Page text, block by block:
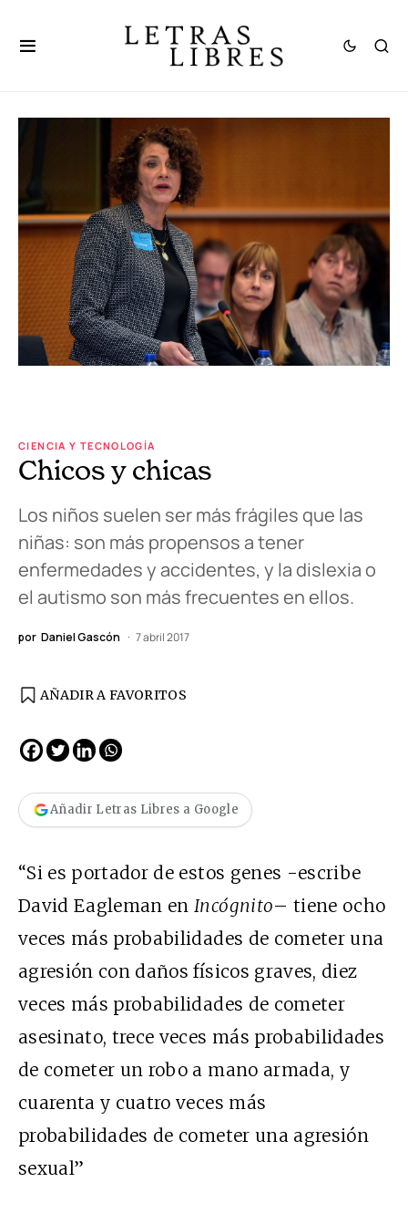
CIENCIA Y TECNOLOGÍA
Chicos y chicas
Los niños suelen ser más frágiles que las
niñas: son más propensos a tener
enfermedades y accidentes, y la dislexia o
el autismo son más frecuentes en ellos.
por Daniel Gascón 7 abril 2017
AÑADIR A FAVORITOS
Añadir Letras Libres a Google
“Si es portador de estos genes -escribe
David Eagleman enIncógnito– tiene ocho
veces más probabilidades de cometer una
agresión con daños físicos graves, diez
veces más probabilidades de cometer
asesinato, trece veces más probabilidades
de cometer un robo a mano armada, y
cuarenta y cuatro veces más
probabilidades de cometer una agresión
sexual”